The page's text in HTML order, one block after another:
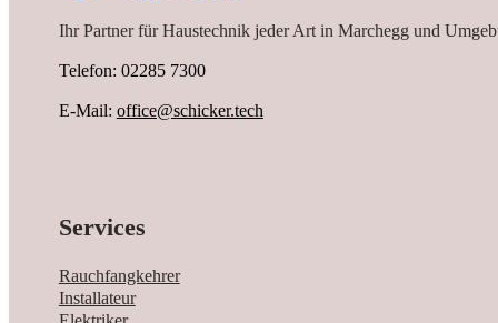
Ihr Partner für Haustechnik jeder Art in Marchegg und
Telefon: 02285 7300
E-Mail: office@schicker.tech
Services
Rauchfangkehrer
Installateur